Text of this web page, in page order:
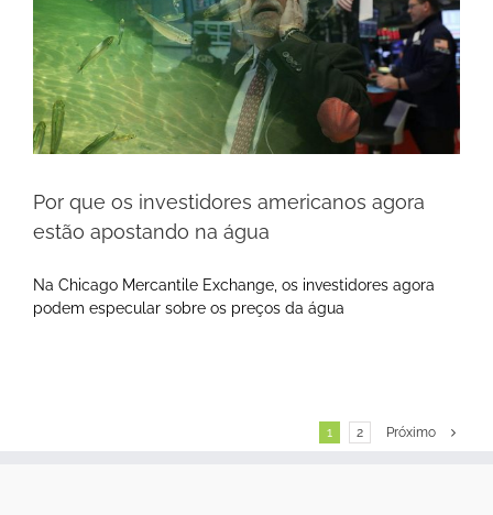
Por que os investidores americanos agora
estão apostando na água
Na Chicago Mercantile Exchange, os investidores agora
podem especular sobre os preços da água
1 2 Próximo